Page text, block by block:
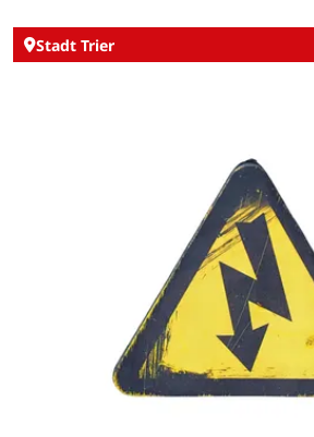
Stadt Trier